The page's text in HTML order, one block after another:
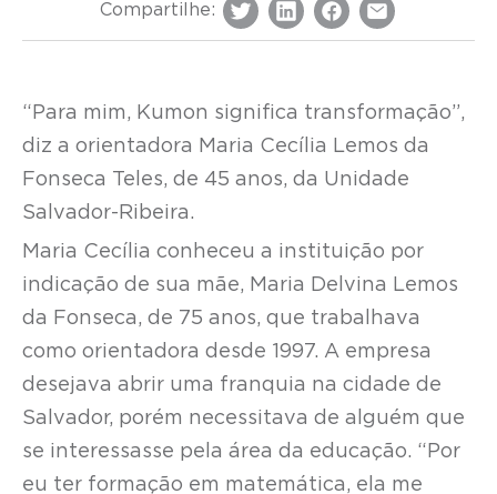
Compartilhe:
“Para mim, Kumon significa transformação”,
diz a orientadora Maria Cecília Lemos da
Fonseca Teles, de 45 anos, da Unidade
Salvador-Ribeira.
Maria Cecília conheceu a instituição por
indicação de sua mãe, Maria Delvina Lemos
da Fonseca, de 75 anos, que trabalhava
como orientadora desde 1997. A empresa
desejava abrir uma franquia na cidade de
Salvador, porém necessitava de alguém que
se interessasse pela área da educação. “Por
eu ter formação em matemática, ela me